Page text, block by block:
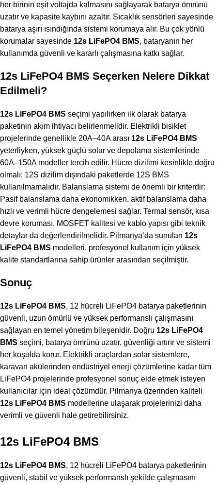
her birinin eşit voltajda kalmasını sağlayarak batarya ömrünü
uzatır ve kapasite kaybını azaltır. Sıcaklık sensörleri sayesinde
batarya aşırı ısındığında sistemi korumaya alır. Bu çok yönlü
korumalar sayesinde 12s LiFePO4 BMS, bataryanın her
kullanımda güvenli ve kararlı çalışmasına katkı sağlar.
12s LiFePO4 BMS Seçerken Nelere Dikkat
Edilmeli?
12s LiFePO4 BMS seçimi yapılırken ilk olarak batarya
paketinin akım ihtiyacı belirlenmelidir. Elektrikli bisiklet
projelerinde genellikle 20A–40A arası 12s LiFePO4 BMS
yeterliyken, yüksek güçlü solar ve depolama sistemlerinde
60A–150A modeller tercih edilir. Hücre dizilimi kesinlikle doğru
olmalı; 12S dizilim dışındaki paketlerde 12S BMS
kullanılmamalıdır. Balanslama sistemi de önemli bir kriterdir:
Pasif balanslama daha ekonomikken, aktif balanslama daha
hızlı ve verimli hücre dengelemesi sağlar. Termal sensör, kısa
devre koruması, MOSFET kalitesi ve kablo yapısı gibi teknik
detaylar da değerlendirilmelidir. Pilmanya’da sunulan 12s
LiFePO4 BMS modelleri, profesyonel kullanım için yüksek
kalite standartlarına sahip ürünler arasından seçilmiştir.
Sonuç
12s LiFePO4 BMS, 12 hücreli LiFePO4 batarya paketlerinin
güvenli, uzun ömürlü ve yüksek performanslı çalışmasını
sağlayan en temel yönetim bileşenidir. Doğru 12s LiFePO4
BMS seçimi, batarya ömrünü uzatır, güvenliği artırır ve sistemi
her koşulda korur. Elektrikli araçlardan solar sistemlere,
karavan akülerinden endüstriyel enerji çözümlerine kadar tüm
LiFePO4 projelerinde profesyonel sonuç elde etmek isteyen
kullanıcılar için ideal çözümdür. Pilmanya üzerinden kaliteli
12s LiFePO4 BMS modellerine ulaşarak projelerinizi daha
verimli ve güvenli hale getirebilirsiniz.
12s LiFePO4 BMS
12s LiFePO4 BMS, 12 hücreli LiFePO4 batarya paketlerinin
güvenli, stabil ve yüksek performanslı şekilde çalışmasını